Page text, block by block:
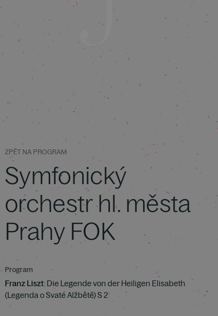
ZPĚT NA PROGRAM
Symfonický
orchestr hl. města
Prahy FOK
Program
Franz Liszt: Die Legende von der Heiligen Elisabeth
(Legenda o Svaté Alžbětě) S 2